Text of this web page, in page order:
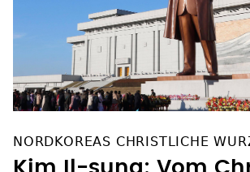
NORDKOREAS CHRISTLICHE